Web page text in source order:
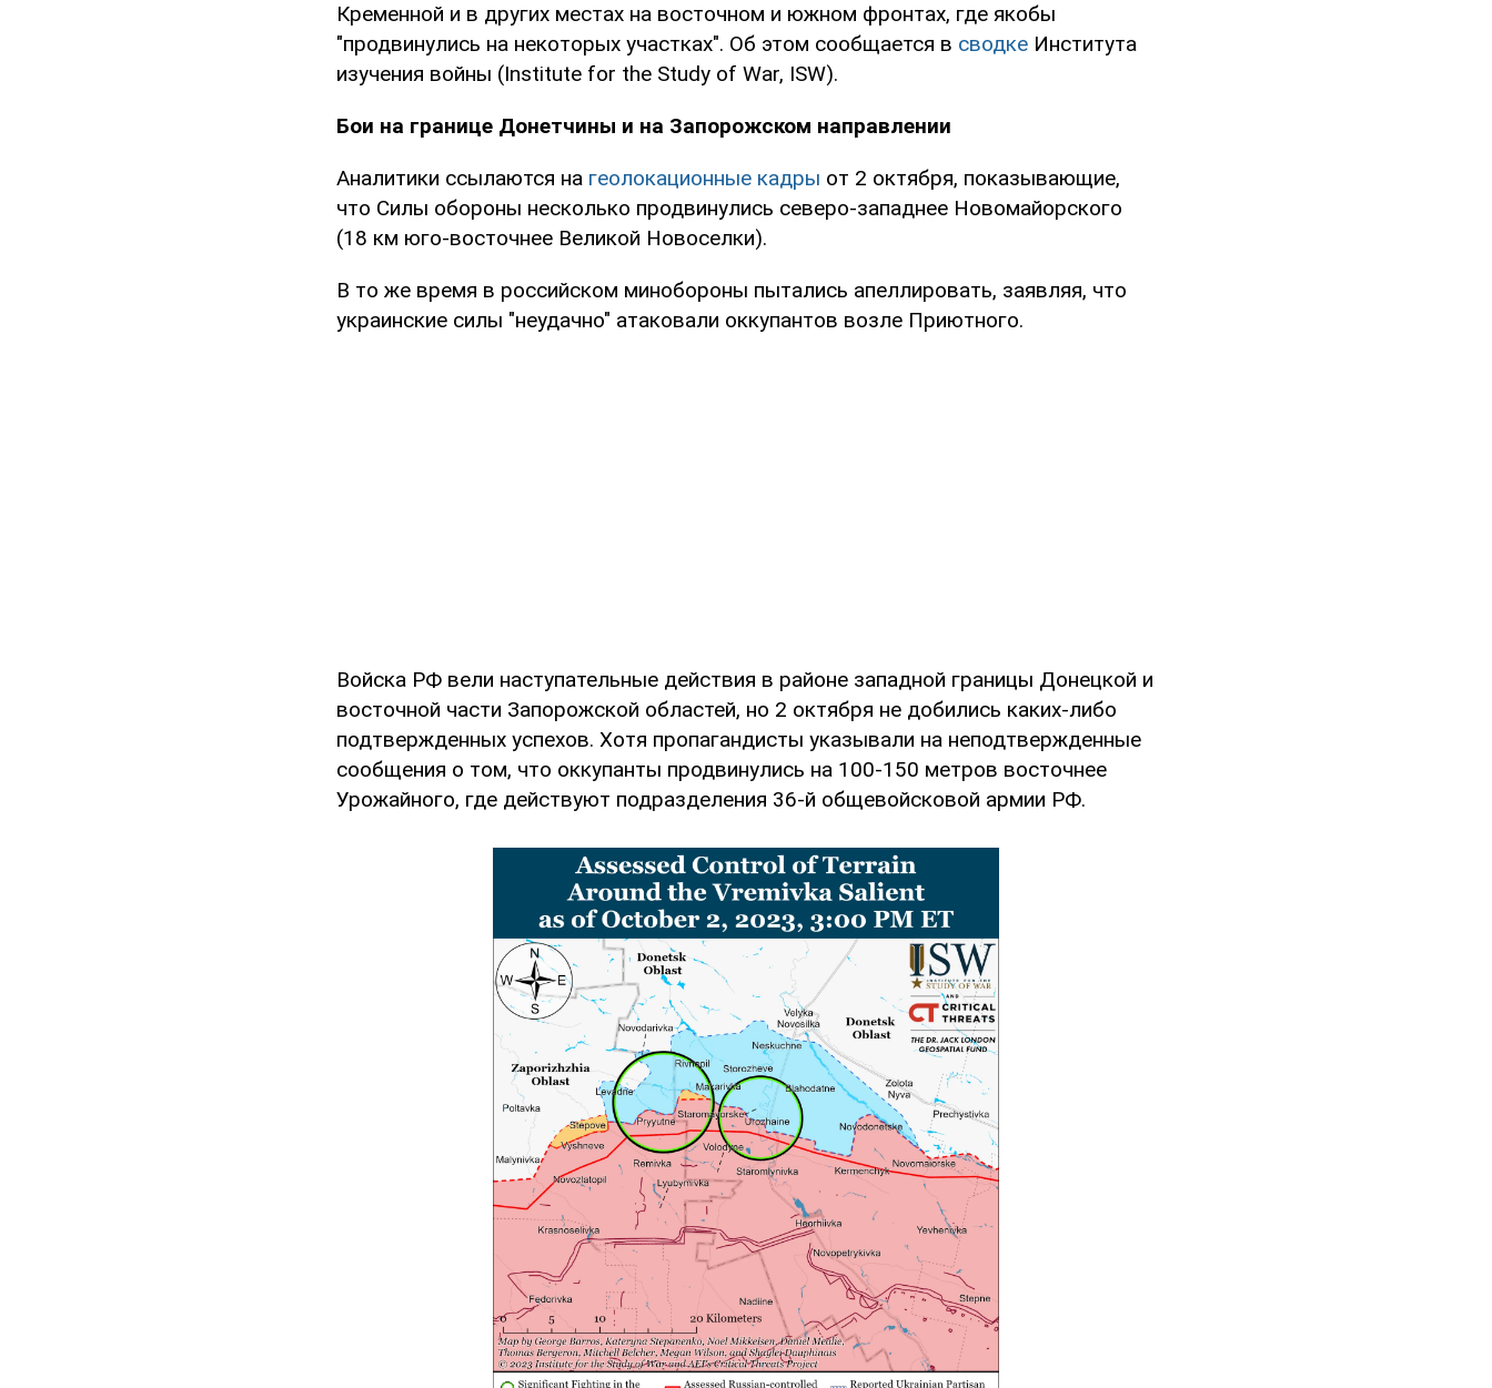
Кременной и в других местах на восточном и южном фронтах, где якобы
"продвинулись на некоторых участках". Об этом сообщается в сводке Института
изучения войны (Institute for the Study of War, ISW).
Бои на границе Донетчины и на Запорожском направлении
Аналитики ссылаются на геолокационные кадры от 2 октября, показывающие,
что Силы обороны несколько продвинулись северо-западнее Новомайорского
(18 км юго-восточнее Великой Новоселки).
В то же время в российском минобороны пытались апеллировать, заявляя, что
украинские силы "неудачно" атаковали оккупантов возле Приютного.
Войска РФ вели наступательные действия в районе западной границы Донецкой и
восточной части Запорожской областей, но 2 октября не добились каких-либо
подтвержденных успехов. Хотя пропагандисты указывали на неподтвержденные
сообщения о том, что оккупанты продвинулись на 100-150 метров восточнее
Урожайного, где действуют подразделения 36-й общевойсковой армии РФ.